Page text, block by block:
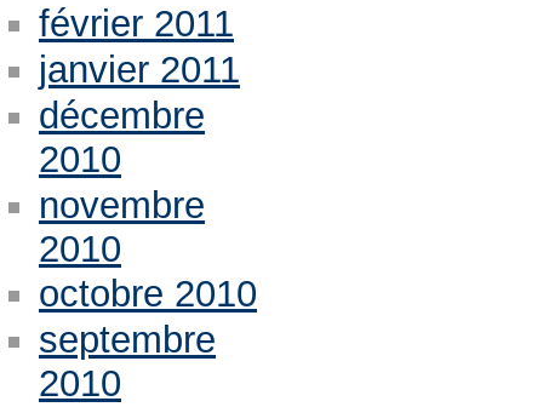
février 2011
janvier 2011
décembre
2010
novembre
2010
octobre 2010
septembre
2010